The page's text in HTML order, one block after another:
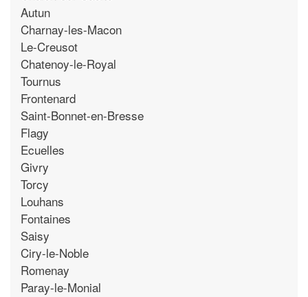
Autun
Charnay-les-Macon
Le-Creusot
Chatenoy-le-Royal
Tournus
Frontenard
Saint-Bonnet-en-Bresse
Flagy
Ecuelles
Givry
Torcy
Louhans
Fontaines
Saisy
Ciry-le-Noble
Romenay
Paray-le-Monial